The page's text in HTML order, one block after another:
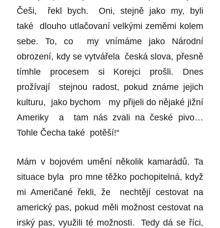
Češi, řekl bych. Oni, stejně jako my, byli
také dlouho utlačovaní velkými zeměmi kolem
sebe. To, co my vnímáme jako Národní
obrození, kdy se vytvářela česká slova, přesně
tímhle procesem si Korejci prošli. Dnes
prožívají stejnou radost, pokud známe jejich
kulturu, jako bychom my přijeli do nějaké jižní
Ameriky a tam nás zvali na české pivo…
Tohle Čecha také potěší!“
Mám v bojovém umění několik kamarádů. Ta
situace byla pro mne těžko pochopitelná, když
mi Američané řekli, že nechtějí cestovat na
americký pas, pokud měli možnost cestovat na
irský pas, využili té možnosti. Tedy dá se říci,